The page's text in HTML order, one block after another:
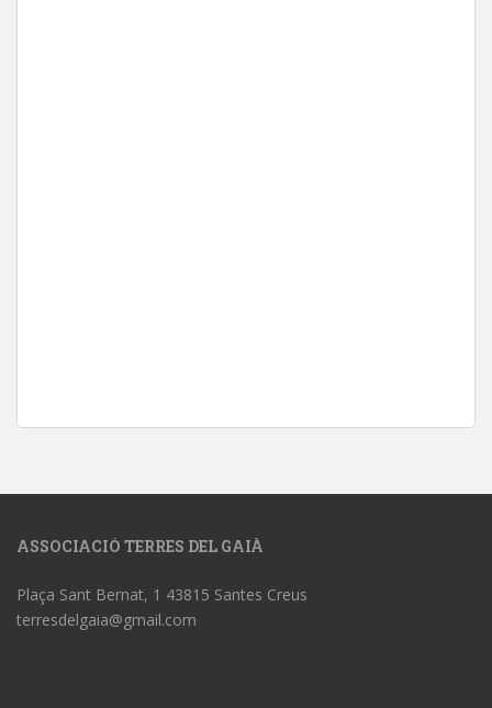
ASSOCIACIÓ TERRES DEL GAIÀ
Plaça Sant Bernat, 1 43815 Santes Creus
terresdelgaia@gmail.com